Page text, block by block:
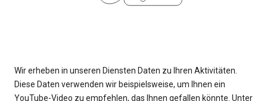
Wir erheben in unseren Diensten Daten zu Ihren Aktivitäten.
Diese Daten verwenden wir beispielsweise, um Ihnen ein
YouTube-Video zu empfehlen, das Ihnen gefallen könnte. Unter